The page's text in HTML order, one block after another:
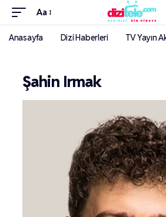
Aa
Anasayfa Dizi Haberleri TV Yayın
Şahin Irmak